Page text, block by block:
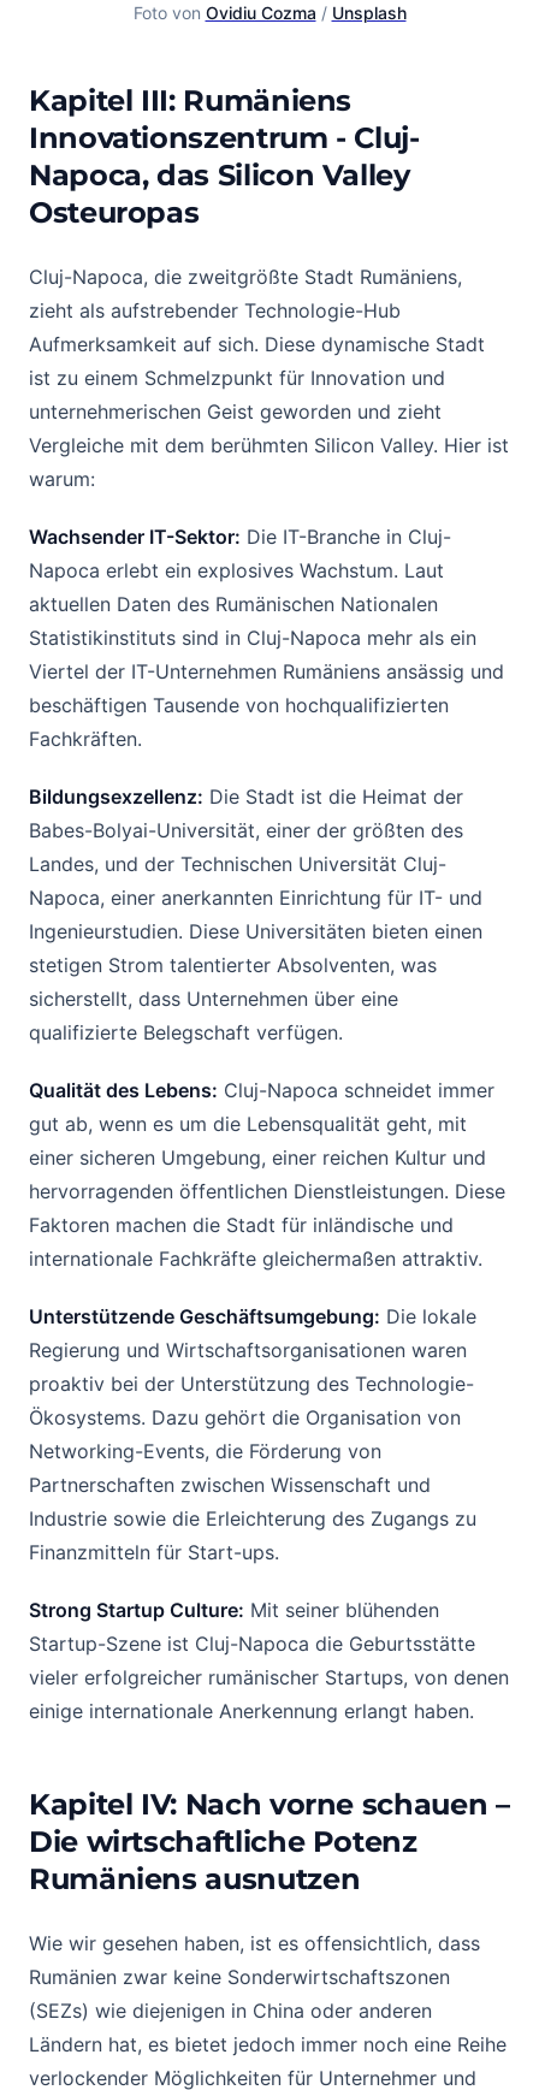
Foto von Ovidiu Cozma / Unsplash
Kapitel III: Rumäniens
Innovationszentrum - Cluj-
Napoca, das Silicon Valley
Osteuropas
Cluj-Napoca, die zweitgrößte Stadt Rumäniens,
zieht als aufstrebender Technologie-Hub
Aufmerksamkeit auf sich. Diese dynamische Stadt
ist zu einem Schmelzpunkt für Innovation und
unternehmerischen Geist geworden und zieht
Vergleiche mit dem berühmten Silicon Valley. Hier ist
warum:
Wachsender IT-Sektor: Die IT-Branche in Cluj-
Napoca erlebt ein explosives Wachstum. Laut
aktuellen Daten des Rumänischen Nationalen
Statistikinstituts sind in Cluj-Napoca mehr als ein
Viertel der IT-Unternehmen Rumäniens ansässig und
beschäftigen Tausende von hochqualifizierten
Fachkräften.
Bildungsexzellenz: Die Stadt ist die Heimat der
Babes-Bolyai-Universität, einer der größten des
Landes, und der Technischen Universität Cluj-
Napoca, einer anerkannten Einrichtung für IT- und
Ingenieurstudien. Diese Universitäten bieten einen
stetigen Strom talentierter Absolventen, was
sicherstellt, dass Unternehmen über eine
qualifizierte Belegschaft verfügen.
Qualität des Lebens: Cluj-Napoca schneidet immer
gut ab, wenn es um die Lebensqualität geht, mit
einer sicheren Umgebung, einer reichen Kultur und
hervorragenden öffentlichen Dienstleistungen. Diese
Faktoren machen die Stadt für inländische und
internationale Fachkräfte gleichermaßen attraktiv.
Unterstützende Geschäftsumgebung: Die lokale
Regierung und Wirtschaftsorganisationen waren
proaktiv bei der Unterstützung des Technologie-
Ökosystems. Dazu gehört die Organisation von
Networking-Events, die Förderung von
Partnerschaften zwischen Wissenschaft und
Industrie sowie die Erleichterung des Zugangs zu
Finanzmitteln für Start-ups.
Strong Startup Culture: Mit seiner blühenden
Startup-Szene ist Cluj-Napoca die Geburtsstätte
vieler erfolgreicher rumänischer Startups, von denen
einige internationale Anerkennung erlangt haben.
Kapitel IV: Nach vorne schauen –
Die wirtschaftliche Potenz
Rumäniens ausnutzen
Wie wir gesehen haben, ist es offensichtlich, dass
Rumänien zwar keine Sonderwirtschaftszonen
(SEZs) wie diejenigen in China oder anderen
Ländern hat, es bietet jedoch immer noch eine Reihe
verlockender Möglichkeiten für Unternehmer und